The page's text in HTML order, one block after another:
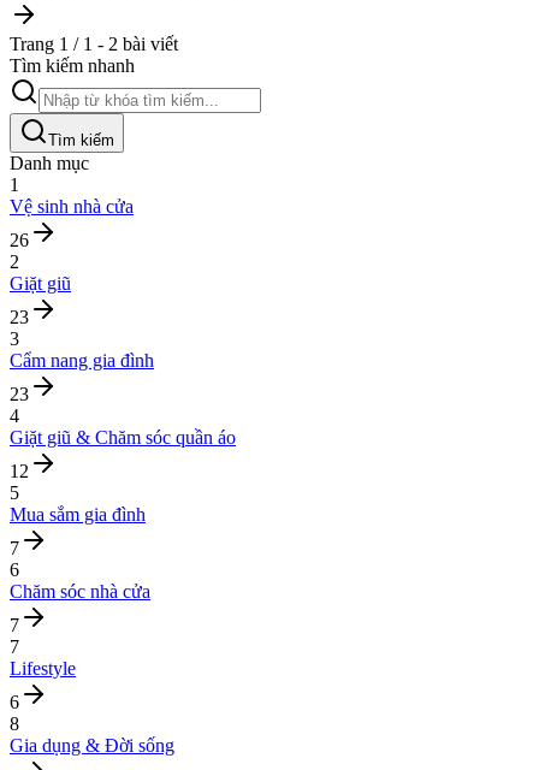
Trang 1 / 1 - 2 bài viết
Tìm kiếm nhanh
Tìm kiếm
Danh mục
1
Vệ sinh nhà cửa
26
2
Giặt giũ
23
3
Cẩm nang gia đình
23
4
Giặt giũ & Chăm sóc quần áo
12
5
Mua sắm gia đình
7
6
Chăm sóc nhà cửa
7
7
Lifestyle
6
8
Gia dụng & Đời sống